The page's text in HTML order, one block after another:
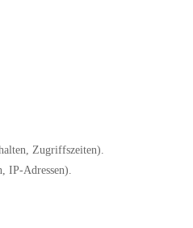
Zugriffszeiten).
IP-Adressen).